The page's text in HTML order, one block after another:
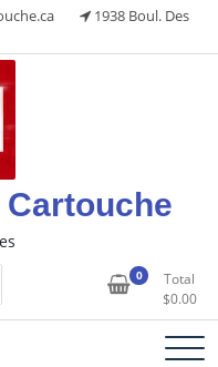
1938 Boul. Des
0
Total
$0.00